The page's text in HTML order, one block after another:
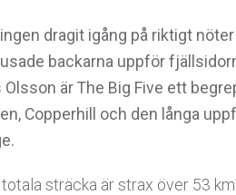
dragit igång på riktigt
backarna uppför
är The Big Five ett
Copperhill och den långa
sträcka är strax över 53